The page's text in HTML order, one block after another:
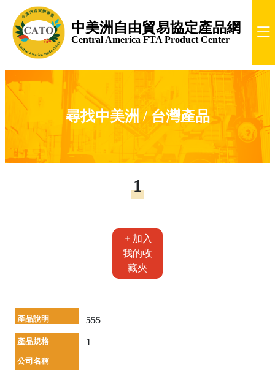
中美洲自由貿易協定產品網
Central America FTA Product Center
尋找中美洲 / 台灣產品
1
加入
我的收
藏夾
產品說明 555
產品規格 1
公司名稱